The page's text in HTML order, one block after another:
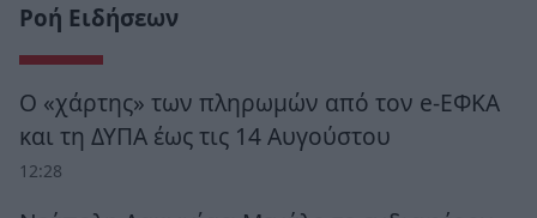
Ροή Ειδήσεων
Ο «χάρτης» των πληρωμών από τον e-ΕΦΚΑ
και τη ΔΥΠΑ έως τις 14 Αυγούστου
12:28